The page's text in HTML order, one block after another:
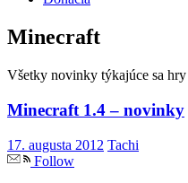
Minecraft
Všetky novinky týkajúce sa
Minecraft 1.4 – novinky
17. augusta 2012 Tachi
Follow